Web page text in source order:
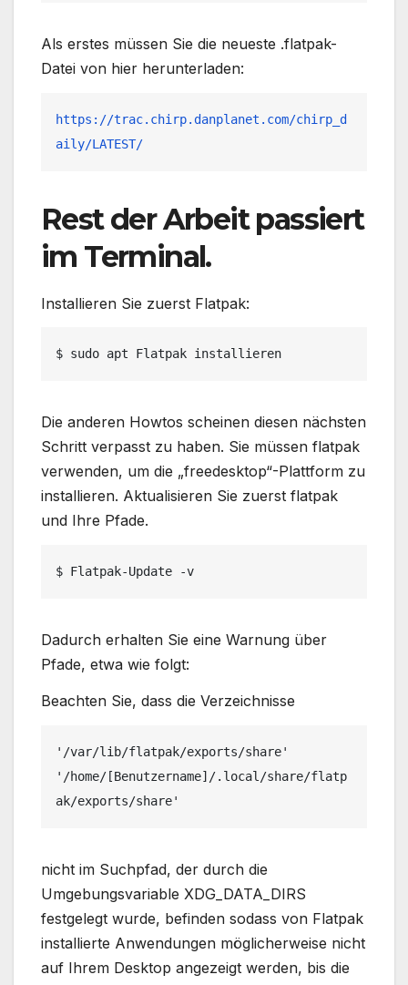
Als erstes müssen Sie die neueste .flatpak-
Datei von hier herunterladen:
https://trac.chirp.danplanet.com/chirp_d
aily/LATEST/
Rest der Arbeit passiert
im Terminal.
Installieren Sie zuerst Flatpak:
$ sudo apt Flatpak installieren
Die anderen Howtos scheinen diesen nächsten
Schritt verpasst zu haben. Sie müssen flatpak
verwenden, um die „freedesktop“-Plattform zu
installieren. Aktualisieren Sie zuerst flatpak
und Ihre Pfade.
$ Flatpak-Update -v
Dadurch erhalten Sie eine Warnung über
Pfade, etwa wie folgt:
Beachten Sie, dass die Verzeichnisse
'/var/lib/flatpak/exports/share'
'/home/[Benutzername]/.local/share/flatp
ak/exports/share'
nicht im Suchpfad, der durch die
Umgebungsvariable XDG_DATA_DIRS
festgelegt wurde, befinden sodass von Flatpak
installierte Anwendungen möglicherweise nicht
auf Ihrem Desktop angezeigt werden, bis die